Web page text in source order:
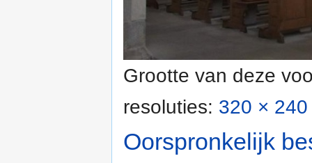
Grootte van deze
resoluties: 320 ×
Oorspronkelijk